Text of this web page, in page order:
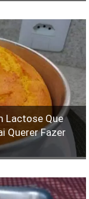
Lactose Que
Querer Fazer